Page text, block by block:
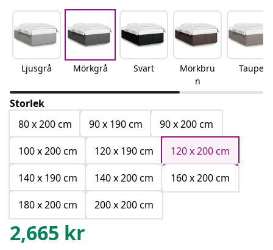
Ljusgrå Mörkgrå Svart
Mörkbru
n
Taupe
Storlek
80 x 200 cm
90 x 190 cm
90 x 200 cm
100 x 200 cm
120 x 190 cm
120 x 200 cm
140 x 190 cm
140 x 200 cm
160 x 200 cm
180 x 200 cm
200 x 200 cm
2,665 kr